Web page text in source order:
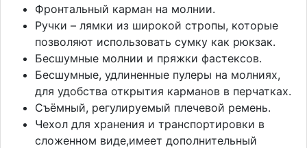
Фронтальный карман на молнии.
Ручки – лямки из широкой стропы, которые
позволяют использовать сумку как рюкзак.
Бесшумные молнии и пряжки фастексов.
Бесшумные, удлиненные пулеры на молниях,
для удобства открытия карманов в перчатках.
Съёмный, регулируемый плечевой ремень.
Чехол для хранения и транспортировки в
сложенном виде,имеет дополнительный